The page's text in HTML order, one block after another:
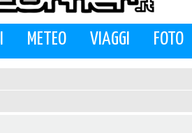
METEO VIAGGI FOTO